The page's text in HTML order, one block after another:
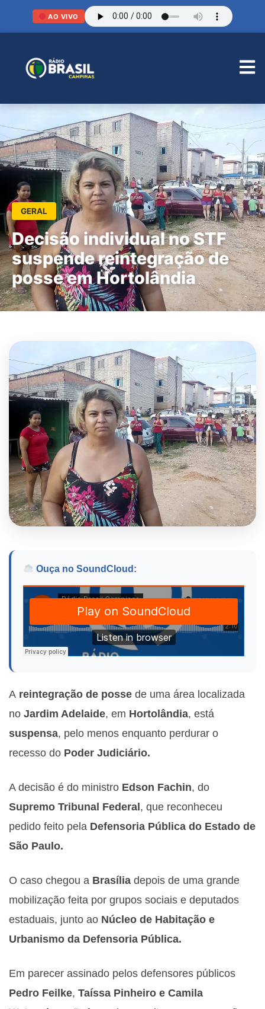
AO VIVO
GERAL
Decisão individual no STF
suspende reintegração de
posse em Hortolândia
Ouça no SoundCloud:
A reintegração de posse de uma área localizada
no Jardim Adelaide, em Hortolândia, está
suspensa, pelo menos enquanto perdurar o
recesso do Poder Judiciário.
A decisão é do ministro Edson Fachin, do
Supremo Tribunal Federal, que reconheceu
pedido feito pela Defensoria Pública do Estado de
São Paulo.
O caso chegou a Brasília depois de uma grande
mobilização feita por grupos sociais e deputados
estaduais, junto ao Núcleo de Habitação e
Urbanismo da Defensoria Pública.
Em parecer assinado pelos defensores públicos
Pedro Feilke, Taíssa Pinheiro e Camila